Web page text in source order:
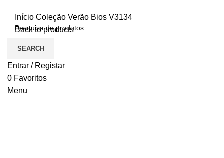
SEARCH
Entrar / Registar
0 Favoritos
Menu
Início Coleção Verão Bios V3134
Back to products